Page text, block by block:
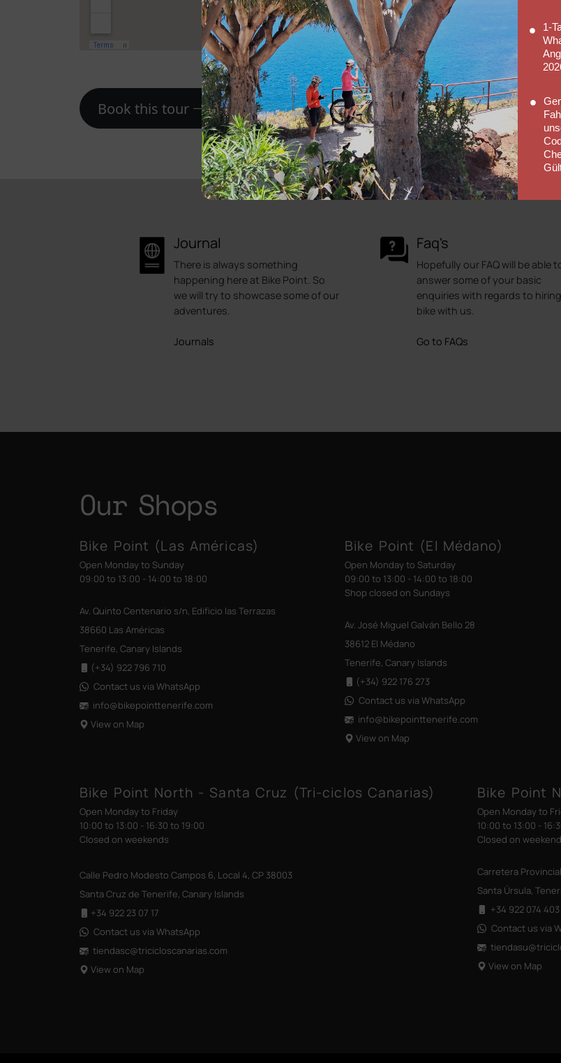
Book this tour
Journal
There is always something
happening here at Bike Point. So
we will try to showcase some of our
adventures.
Journals
Faq's
Hopefully our FAQ will be able
answer some of your basic
enquiries with regards to
bike with us.
Go to FAQs
Our Shops
Bike Point (Las Américas)
Open Monday to Sunday
09:00 to 13:00 - 14:00 to 18:00
Av. Quinto Centenario s/n, Edificio las Terrazas
38660 Las Américas
Tenerife, Canary Islands
(+34) 922 796 710
Contact us via WhatsApp
info@bikepointtenerife.com
View on Map
Bike Point (El Médano)
Open Monday to Saturday
09:00 to 13:00 - 14:00 to 18:00
Shop closed on Sundays
Av. José Miguel Galván Bello 28
38612 El Médano
Tenerife, Canary Islands
(+34) 922 176 273
Contact us via WhatsApp
info@bikepointtenerife.com
View on Map
Bike Point North - Santa Cruz (Tri-ciclos Canarias)
Open Monday to Friday
10:00 to 13:00 - 16:30 to 19:00
Closed on weekends
Calle Pedro Modesto Campos 6, Local 4, CP 38003
Santa Cruz de Tenerife, Canary Islands
+34 922 23 07 17
Contact us via WhatsApp
tiendasc@tricicloscanarias.com
View on Map
Bike Point
Open Monday to
10:00 to 13:00 -
Closed on
Carretera
Santa Úrsula,
+34 922 074 403
Contact us via
View on Map